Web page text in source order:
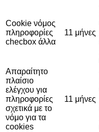
Cookie νόμος
πληροφορίες
checbox άλλα
11 μήνες
Απαραίτητο
πλαίσιο
ελέγχου για
πληροφορίες
σχετικά με το
νόμο για τα
cookies
11 μήνες